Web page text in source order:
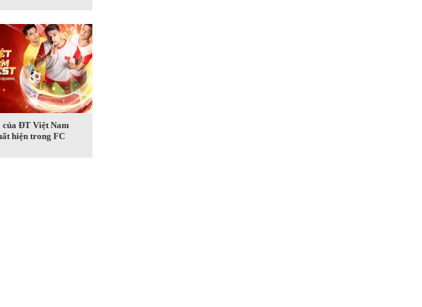
của ĐT Việt Nam
hiện trong FC